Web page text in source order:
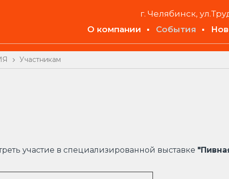
г. Челябинск,
О компании События
Участникам
участие в специализированной выставке